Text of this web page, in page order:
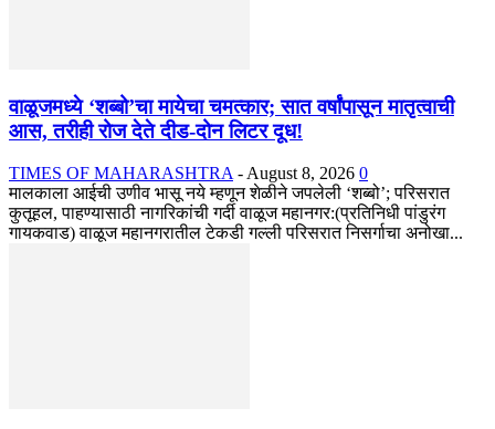
वाळूजमध्ये ‘शब्बो’चा मायेचा चमत्कार; सात वर्षांपासून मातृत्वाची
आस, तरीही रोज देते दीड-दोन लिटर दूध!
TIMES OF MAHARASHTRA - August 8, 2026 0
मालकाला आईची उणीव भासू नये म्हणून शेळीने जपलेली ‘शब्बो’; परिसरात
कुतूहल, पाहण्यासाठी नागरिकांची गर्दी वाळूज महानगर:(प्रतिनिधी पांडुरंग
गायकवाड) वाळूज महानगरातील टेकडी गल्ली परिसरात निसर्गाचा अनोखा...